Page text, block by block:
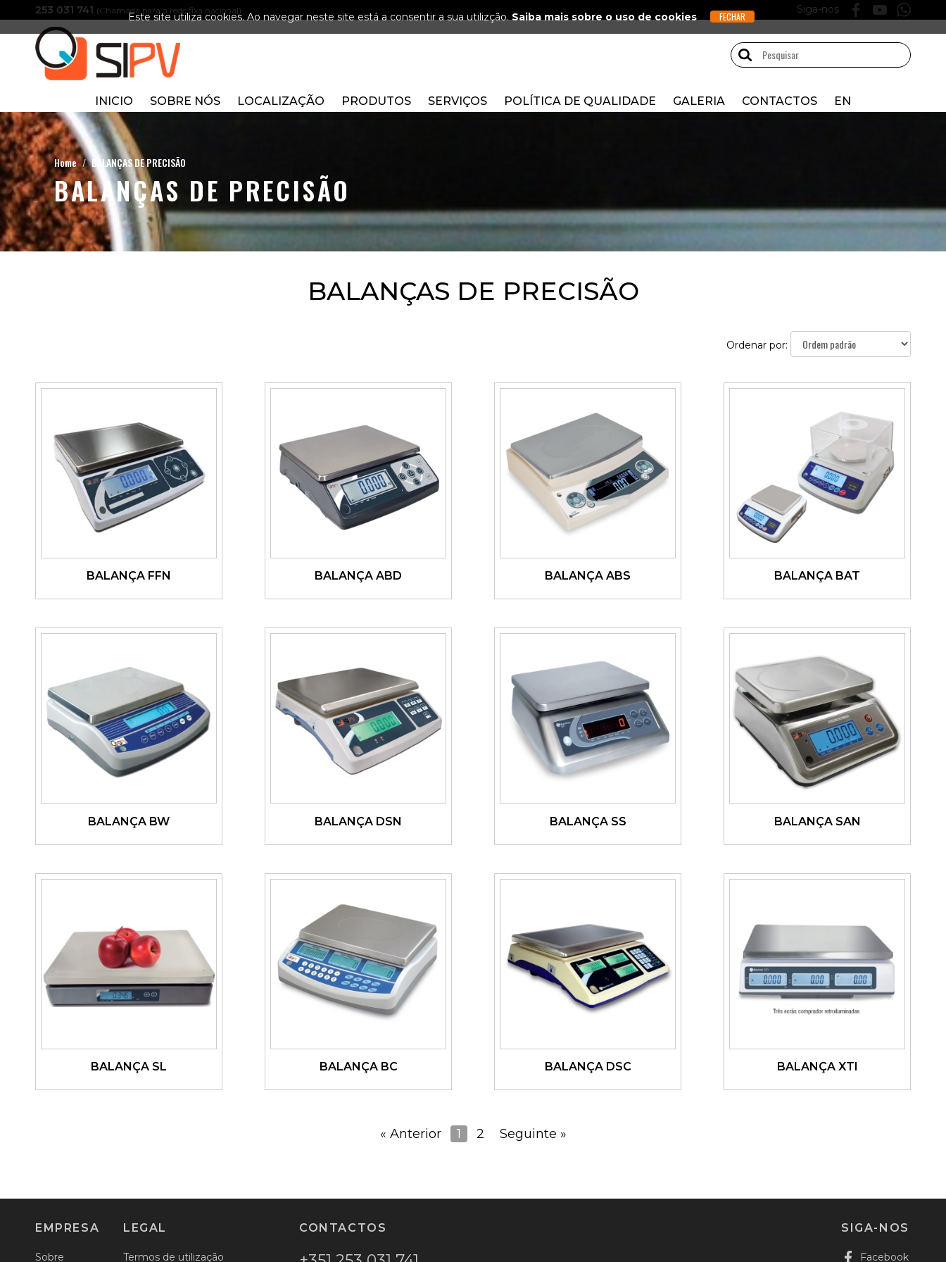
253 031 741 (Chamada para a rede fixa nacional) Siga-nos
INICIO SOBRE NÓS LOCALIZAÇÃO PRODUTOS SERVIÇOS POLÍTICA DE QUALIDADE GALERIA CONTACTOS EN
Home BALANÇAS DE PRECISÃO
BALANÇAS DE PRECISÃO
BALANÇAS DE PRECISÃO
Ordenar por:
BALANÇA FFN BALANÇA ABD BALANÇA ABS BALANÇA BAT
BALANÇA BW BALANÇA DSN BALANÇA SS BALANÇA SAN
BALANÇA SL BALANÇA BC BALANÇA DSC BALANÇA XTI
« Anterior 1 2 Seguinte »
EMPRESA
Sobre
LEGAL
Termos de utilização
CONTACTOS SIGA-NOS
Facebook
Este site utiliza cookies. Ao navegar neste site está a consentir a sua utilizção.Saiba mais sobre o uso de cookies